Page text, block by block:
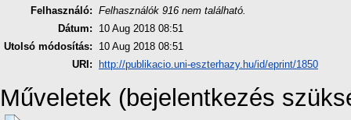
Felhasználó: Felhasználók 916 nem található.
Dátum:
10 Aug 2018 08:51
Utolsó módosítás:
10 Aug 2018 08:51
URI:
http://publikacio.uni-eszterhazy.hu/id/eprint/1850
Műveletek (bejelentkezés